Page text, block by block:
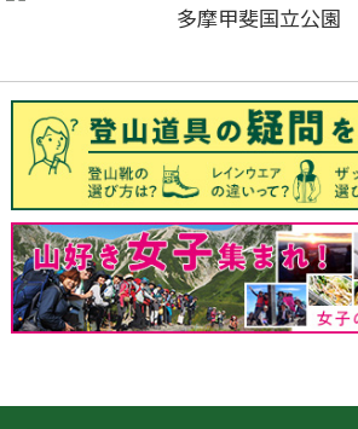
多摩甲斐国立公園